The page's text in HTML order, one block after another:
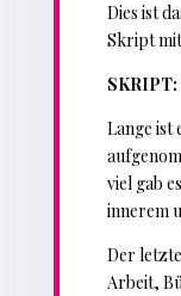
Dies ist
Skript
Lange ist
viel gab
innerem
Der
Arbeit,